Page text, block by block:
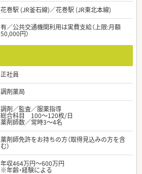
花巻駅 (JR釜石線)／花巻駅 (JR東北本線)
有／公共交通機関利用は実費支給（上限:月額
50,000円）
正社員
調剤薬局
調剤／監査／服薬指導
総合科目 100～120枚/日
薬剤師数／常時3～4名
薬剤師免許をお持ちの方（取得見込みの方を含
む）
年収464万円～600万円
※年齢・経験による